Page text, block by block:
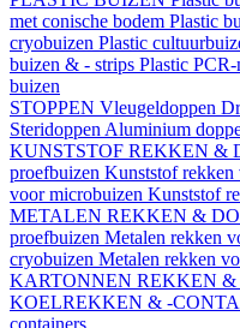
met conische bodem Plastic
cryobuizen Plastic
buizen & - strips Plastic
buizen
STOPPEN Vleugeldoppen
Steridoppen Aluminium
KUNSTSTOF REKKEN &
proefbuizen Kunststof rekken
voor microbuizen Kunststof
METALEN REKKEN &
proefbuizen Metalen rekken
cryobuizen Metalen rekken
KARTONNEN REKKEN &
KOELREKKEN & -